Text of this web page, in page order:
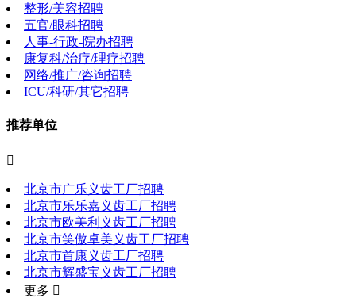
整形/美容招聘
五官/眼科招聘
人事-行政-院办招聘
康复科/治疗/理疗招聘
网络/推广/咨询招聘
ICU/科研/其它招聘
推荐单位

北京市广乐义齿工厂招聘
北京市乐乐嘉义齿工厂招聘
北京市欧美利义齿工厂招聘
北京市笑傲卓美义齿工厂招聘
北京市首康义齿工厂招聘
北京市辉盛宝义齿工厂招聘
更多 